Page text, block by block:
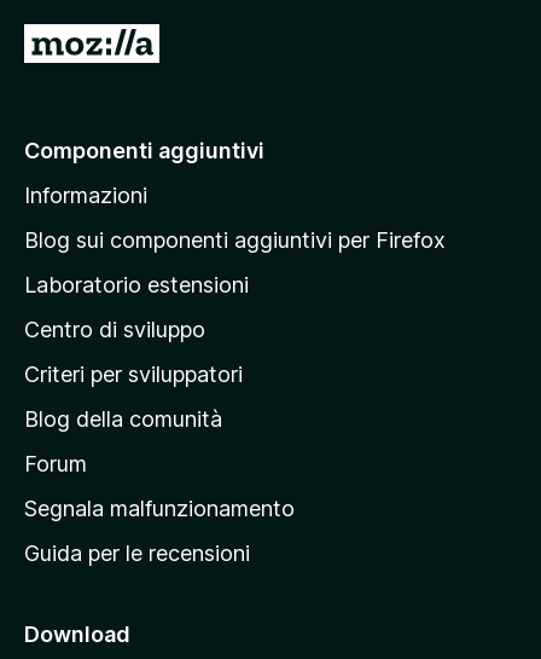
V
a
l
a
a
g
i
a
p
r
n
i
Componenti aggiuntivi
Informazioni
Blog sui componenti aggiuntivi per Firefox
Laboratorio estensioni
Centro di sviluppo
Criteri per sviluppatori
Blog della comunità
Forum
Segnala malfunzionamento
Guida per le recensioni
Download